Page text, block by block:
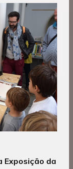
Exposição da